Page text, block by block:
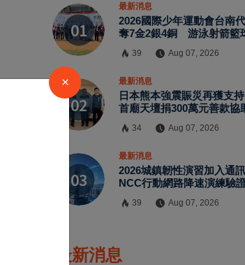
最新消息
2026國際少年運動會台南
奪7金2銀4銅 游泳射箭籃
39 Aug 07, 2026
最新消息
日本熊本強震賑災再獲支
首廟天壇捐300萬元善款協
34 Aug 07, 2026
最新消息
2026城鎮韌性演習加入通
NCC行動網路降速演練驗
39 Aug 07, 2026
最新消息
×